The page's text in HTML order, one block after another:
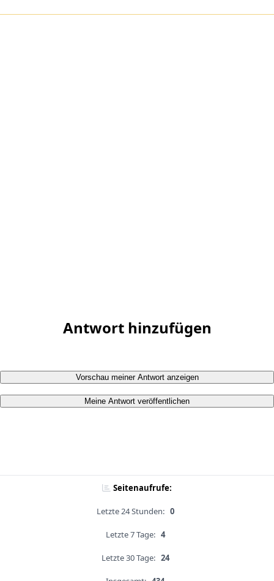
Antwort hinzufügen
Vorschau meiner Antwort anzeigen
Meine Antwort veröffentlichen
Seitenaufrufe:
Letzte 24 Stunden: 0
Letzte 7 Tage: 4
Letzte 30 Tage: 24